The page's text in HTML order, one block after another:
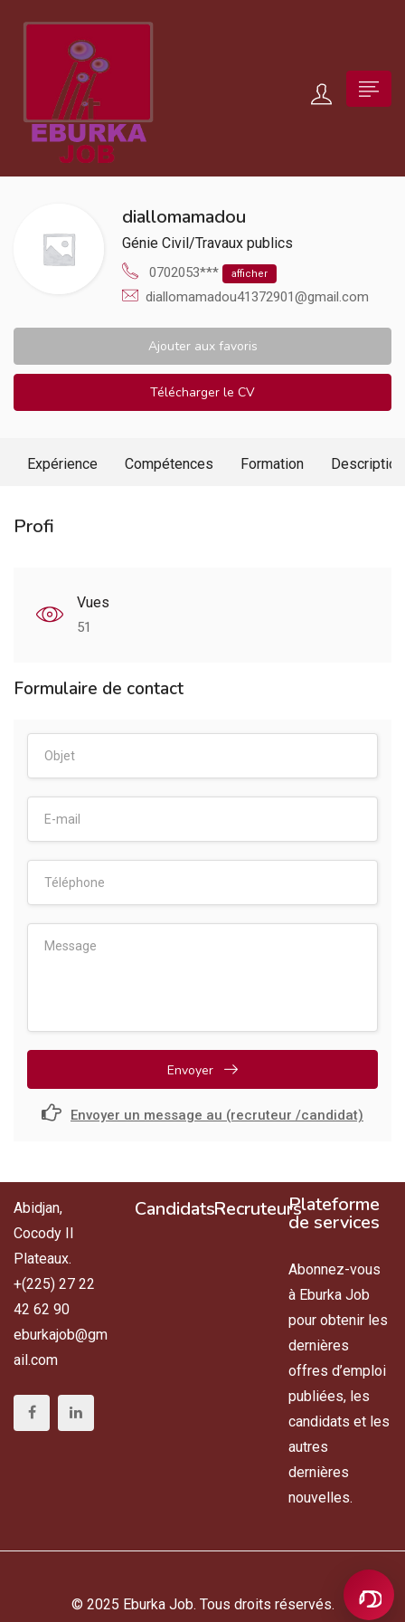
diallomamadou
Génie Civil/Travaux publics
0702053*** afficher
diallomamadou41372901@gmail.com
Ajouter aux favoris
Télécharger le CV
Expérience Compétences Formation Description
Profi
Vues
51
Formulaire de contact
Envoyer
Envoyer un message au (recruteur /candidat)
Abidjan,
Cocody II
Plateaux.
+(225) 27 22
42 62 90
eburkajob@gm
ail.com
CandidatsRecruteursPlateforme
de services
Abonnez-vous
à Eburka Job
pour obtenir les
dernières
offres d’emploi
publiées, les
candidats et les
autres
dernières
nouvelles.
© 2025 Eburka Job. Tous droits réservés.